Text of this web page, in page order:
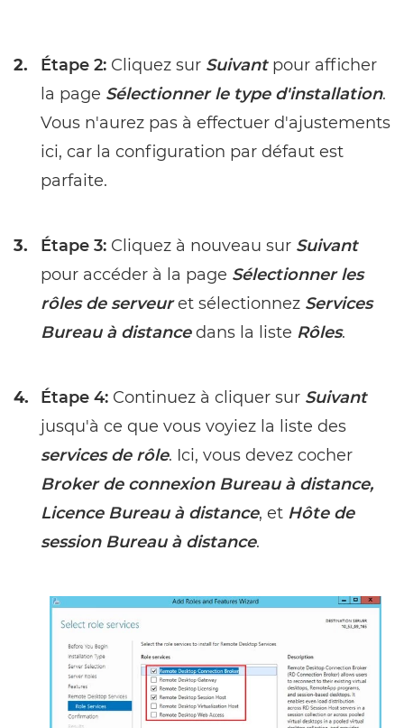
2. Étape 2: Cliquez sur Suivantpour afficher
la page Sélectionner le type d'installation.
Vous n'aurez pas à effectuer d'ajustements
ici, car la configuration par défaut est
parfaite.
3. Étape 3: Cliquez à nouveau sur Suivant
pour accéder à la page Sélectionner les
rôles de serveuret sélectionnez Services
Bureau à distancedans la liste Rôles.
4. Étape 4: Continuez à cliquer sur Suivant
jusqu'à ce que vous voyiez la liste des
services de rôle. Ici, vous devez cocher
Broker de connexion Bureau à distance,
Licence Bureau à distance, et Hôte de
session Bureau à distance.